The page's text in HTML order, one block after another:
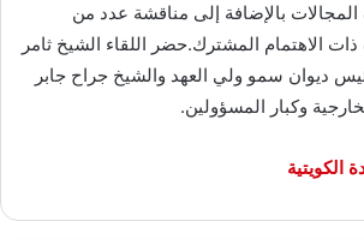
بالإضافة إلى مناقشة عدد من
الاهتمام المشترك.حضر اللقاء الشيخ ثامر
ديوان سمو ولي العهد والشيخ جراح جابر
وكبار المسؤولين.
الكويتية